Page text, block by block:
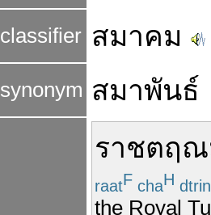
classifier สมาคม
synonym สมาพันธ์
ราชตฤ
raatF chaH dtrin
the Royal